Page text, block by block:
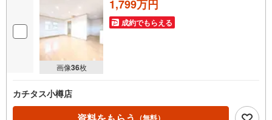
画像36枚
1,799万円
成約でもらえる
カチタス小樽店
（無料）